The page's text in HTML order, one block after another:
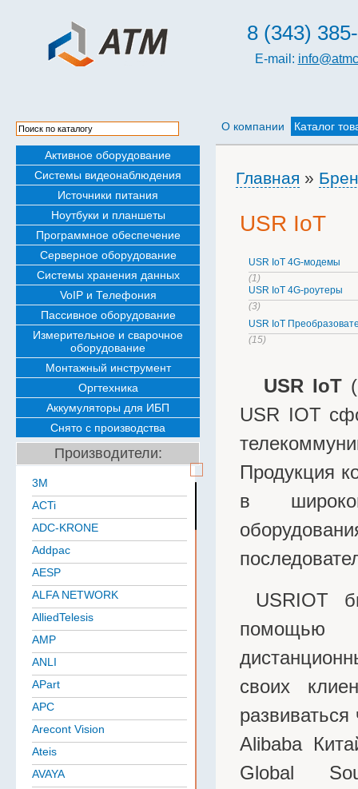
Активное оборудование
Системы видеонаблюдения
Источники питания
Ноутбуки и планшеты
Программное обеспечение
Серверное оборудование
Системы хранения данных
VoIP и Телефония
Пассивное оборудование
Измерительное и сварочное
оборудование
Монтажный инструмент
Оргтехника
Аккумуляторы для ИБП
Снято с производства
Производители:
3M
ACTi
ADC-KRONE
Addpac
AESP
ALFA NETWORK
AlliedTelesis
AMP
ANLI
APart
APC
Arecont Vision
Ateis
AVAYA
8 (343)
E-mail:
О компании Каталог
Главная »
USR IoT
USR IoT 4G-модемы
(1)
USR IoT 4G-роутеры
(3)
USR IoT
(15)
USR IoT
USR IOT
Продукция
в
USRIOT
помощью
своих
Alibaba
Global